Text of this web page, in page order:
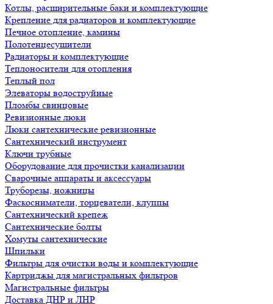
Котлы, расширительные баки и комплектующие
Крепление для радиаторов и комплектующие
Печное отопление, камины
Полотенцесушители
Радиаторы и комплектующие
Теплоносители для отопления
Теплый пол
Элеваторы водоструйные
Пломбы свинцовые
Ревизионные люки
Люки сантехнические ревизионные
Сантехнический инструмент
Ключи трубные
Оборудование для прочистки канализации
Сварочные аппараты и аксессуары
Труборезы, ножницы
Фаскосниматели, торцеватели, клуппы
Сантехнический крепеж
Сантехнические болты
Хомуты сантехнические
Шпильки
Фильтры для очистки воды и комплектующие
Картриджы для магистральных фильтров
Магистральные фильтры
Доставка ДНР и ЛНР